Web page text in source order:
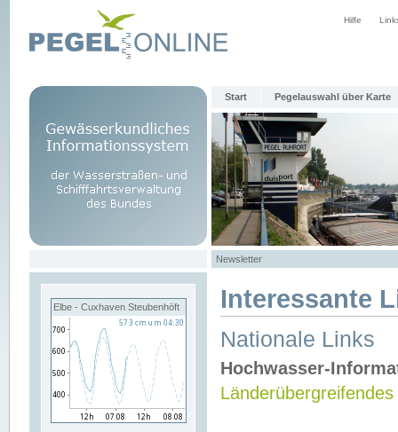
Hilfe
Start Pegelauswahl über Karte
Newsletter
Elbe - Cuxhaven Steubenhöft Interessante
Nationale Links
Hochwasser-